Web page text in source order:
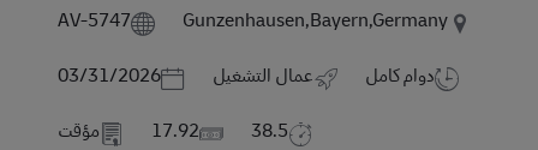
AV-5747 Gunzenhausen,Bayern,Germany
Posted Date
03/31/2026 عمال التشغيل دوام كامل
مؤقت 17.92 38.5